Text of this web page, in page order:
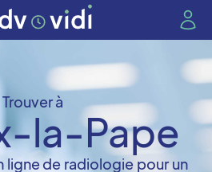
Trouver à
la-Pape
ligne de radiologie pour un